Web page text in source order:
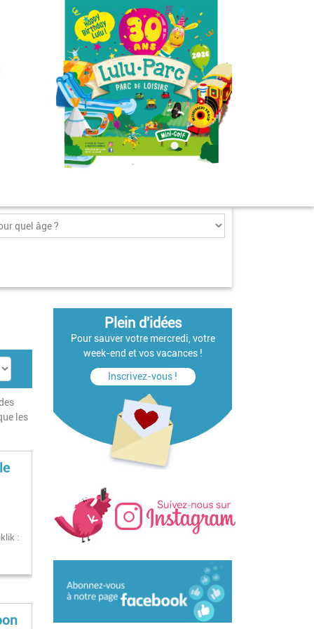
les
:
Plein d'idées
Pour sauver votre mercredi, votre
week-end et vos vacances !
Inscrivez-vous !